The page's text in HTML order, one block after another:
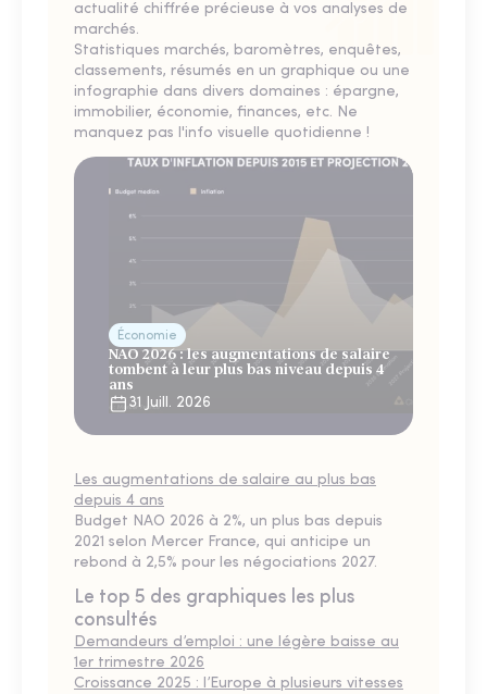
actualité chiffrée précieuse à vos analyses de
marchés.
Statistiques marchés, baromètres, enquêtes,
classements, résumés en un graphique ou une
infographie dans divers domaines : épargne,
immobilier, économie, finances, etc. Ne
manquez pas l'info visuelle quotidienne !
Économie
NAO 2026 : les augmentations de salaire
tombent à leur plus bas niveau depuis 4
ans
31 Juill. 2026
Les augmentations de salaire au plus bas
depuis 4 ans
Budget NAO 2026 à 2%, un plus bas depuis
2021 selon Mercer France, qui anticipe un
rebond à 2,5% pour les négociations 2027.
Le top 5 des graphiques les plus
consultés
Demandeurs d’emploi : une légère baisse au
1er trimestre 2026
Croissance 2025 : l’Europe à plusieurs vitesses